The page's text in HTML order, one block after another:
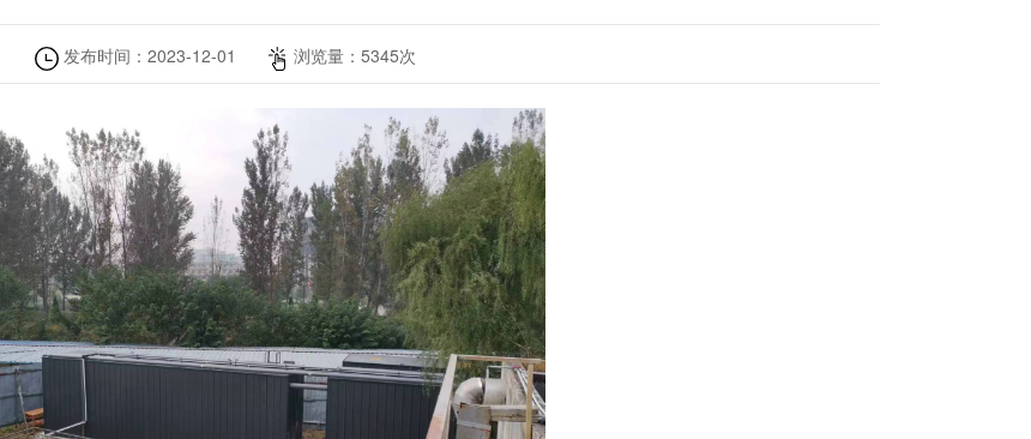
发布时间： 2023-12-01 浏览量： 5345次